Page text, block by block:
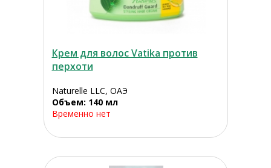
Крем для волос Vatika против
перхоти
Naturelle LLC, ОАЭ
Объем: 140 мл
Временно нет